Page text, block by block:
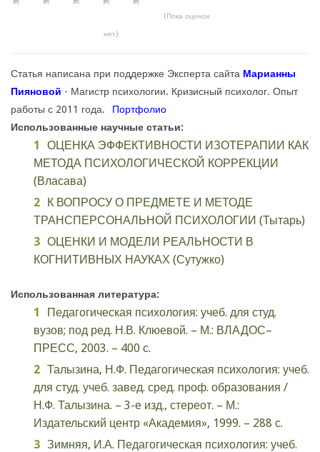
(Пока оценок
нет)
Статья написана при поддержке Эксперта сайта Марианны
Пияновой - Магистр психологии. Кризисный психолог. Опыт
работы с 2011 года.
Портфолио
Использованные научные статьи:
ОЦЕНКА ЭФФЕКТИВНОСТИ ИЗОТЕРАПИИ КАК
МЕТОДА ПСИХОЛОГИЧЕСКОЙ КОРРЕКЦИИ
(Власава)
К ВОПРОСУ О ПРЕДМЕТЕ И МЕТОДЕ
ТРАНСПЕРСОНАЛЬНОЙ ПСИХОЛОГИИ (Тытарь)
ОЦЕНКИ И МОДЕЛИ РЕАЛЬНОСТИ В
КОГНИТИВНЫХ НАУКАХ (Сутужко)
Использованная литература:
Педагогическая психология: учеб. для студ.
вузов; под ред. Н.В. Клюевой. – М.: ВЛАДОС–
ПРЕСС, 2003. – 400 с.
Талызина, Н.Ф. Педагогическая психология: учеб.
для студ. учеб. завед. сред. проф. образования /
Н.Ф. Талызина. – 3-е изд., стереот. – М.:
Издательский центр «Академия», 1999. – 288 с.
Зимняя, И.А. Педагогическая психология: учеб.